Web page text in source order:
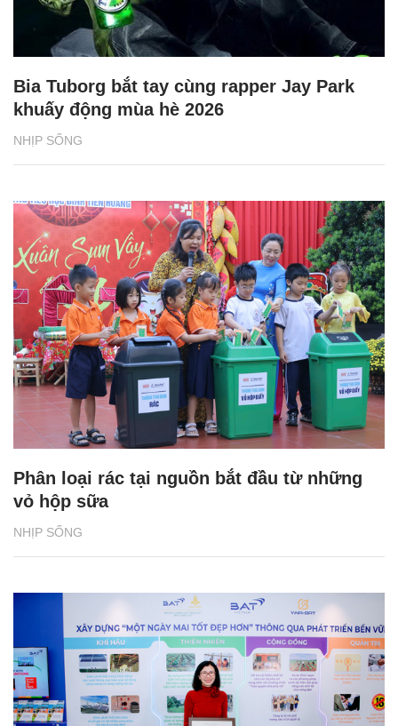
NHỊP SỐNG
Bia Tuborg bắt tay cùng rapper Jay Park
khuấy động mùa hè 2026
NHỊP SỐNG
Phân loại rác tại nguồn bắt đầu từ những
vỏ hộp sữa